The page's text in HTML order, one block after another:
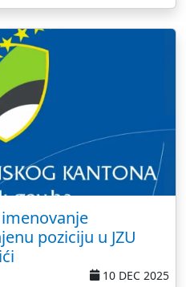
poziciju u JZU
10 DEC 2025